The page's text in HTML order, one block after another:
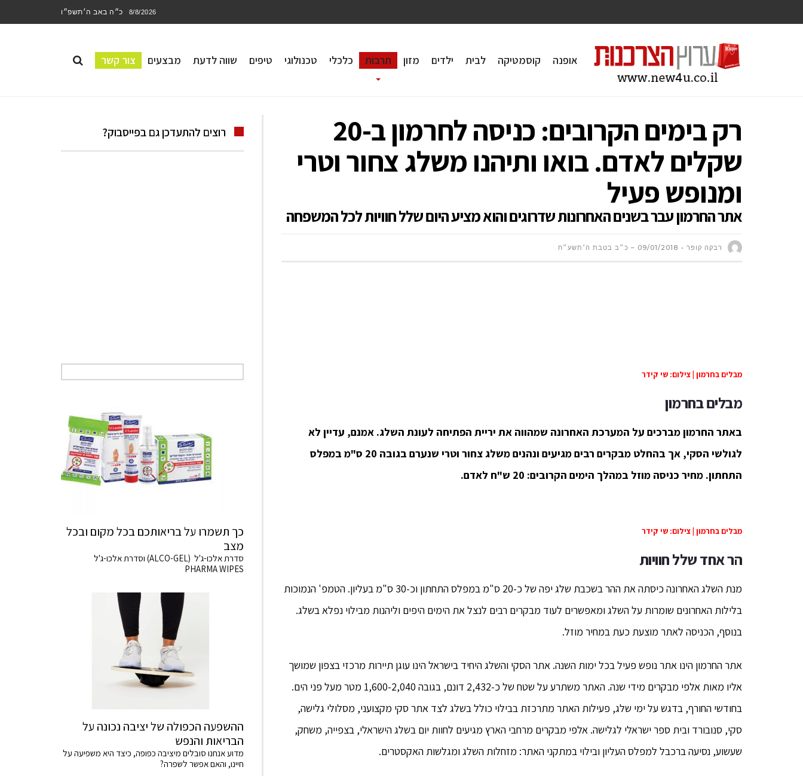
8/8/2026 כ״ה באב ה׳תשפ״ו
אופנה קוסמטיקה לבית ילדים מזון תרבות כלכלי טכנולוגי טיפים שווה לדעת מבצעים צור קשר
רק בימים הקרובים: כניסה לחרמון ב-20
שקלים לאדם. בואו ותיהנו משלג צחור וטרי
ומנופש פעיל
אתר החרמון עבר בשנים האחרונות שדרוגים והוא מציע היום שלל חוויות לכל המשפחה
רבקה קופר 09/01/2018 – כ״ב בטבת ה׳תשע״ח
מבלים בחרמון | צילום: שי קידר
מבלים בחרמון
באתר החרמון מברכים על המערכת האחרונה שמהווה את יריית הפתיחה לעונת השלג. אמנם, עדיין לא
לגולשי הסקי, אך בהחלט מבקרים רבים מגיעים ונהנים משלג צחור וטרי שנערם בגובה 20 ס"מ במפלס
התחתון. מחיר כניסה מוזל במהלך הימים הקרובים: 20 ש"ח לאדם.
מבלים בחרמון | צילום: שי קידר
הר אחד שלל חוויות
מנת השלג האחרונה כיסתה את ההר בשכבת שלג יפה של כ-20 ס"מ במפלס התחתון וכ-30 ס"מ בעליון. הטמפ' הנמוכות
בלילות האחרונים שומרות על השלג ומאפשרים לעוד מבקרים רבים לנצל את הימים היפים וליהנות מבילוי נפלא בשלג.
בנוסף, הכניסה לאתר מוצעת כעת במחיר מוזל.
אתר החרמון הינו אתר נופש פעיל בכל ימות השנה. אתר הסקי והשלג היחיד בישראל הינו עוגן תיירות מרכזי בצפון שמושך
אליו מאות אלפי מבקרים מידי שנה. האתר משתרע על שטח של כ-2,432 דונם, בגובה 1,600-2,040 מטר מעל פני הים.
בחודשי החורף, בדגש על ימי שלג, פעילות האתר מתרכזת בבילוי כולל בשלג לצד אתר סקי מקצועני, מסלולי גלישה,
סקי, סנובורד ובית ספר ישראלי לגלישה. אלפי מבקרים מרחבי הארץ מגיעים לחוות יום בשלג הישראלי, בצפייה, משחק,
שעשוע, נסיעה ברכבל למפלס העליון ובילוי במתקני האתר: מזחלות השלג ומגלשות האקסטרים.
רוצים להתעדכן גם בפייסבוק?
כך תשמרו על בריאותכם בכל מקום ובכל
מצב
סדרת אלכו-ג'ל (ALCO-GEL) וסדרת אלכו-ג'ל
PHARMA WIPES
ההשפעה הכפולה של יציבה נכונה על
הבריאות והנפש
מדוע אנחנו סובלים מיציבה כפופה, כיצד היא משפיעה על
חיינו, והאם אפשר לשפרה?